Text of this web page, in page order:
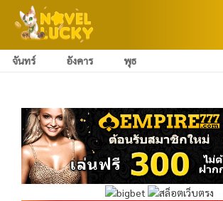
จันทร์ อังคาร พุธ